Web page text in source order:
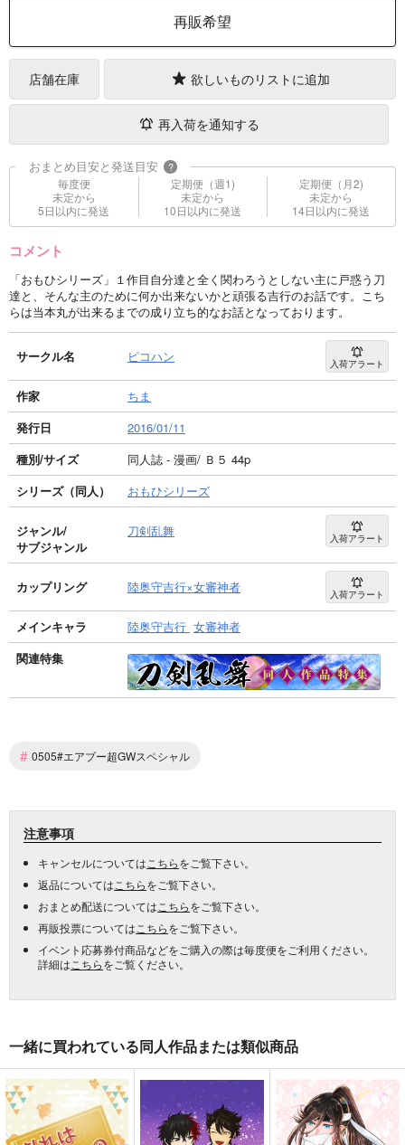
再販希望
店舗在庫 欲しいものリストに追加
再入荷を通知する
おまとめ目安と発送目安 ?
毎度便
未定から
5日以内に発送
定期便（週1)
未定から
10日以内に発送
定期便（月2)
未定から
14日以内に発送
コメント
「おもひシリーズ」１作目自分達と全く関わろうとしない主に戸惑う刀
達と、そんな主のために何か出来ないかと頑張る吉行のお話です。こち
らは当本丸が出来るまでの成り立ち的なお話となっております。
サークル名 ピコハン 入荷アラート
作家
ちま
発行日
2016/01/11
種別/サイズ
同人誌 - 漫画/ Ｂ５ 44p
シリーズ（同人）
おもひシリーズ
ジャンル/
サブジャンル
刀剣乱舞 入荷アラート
カップリング 陸奥守吉行×女審神者 入荷アラート
メインキャラ 陸奥守吉行 女審神者
関連特集
# 0505#エアブー超GWスペシャル
注意事項
キャンセルについては こちらをご覧下さい。
返品については こちらをご覧下さい。
おまとめ配送については こちらをご覧下さい。
再販投票については こちらをご覧下さい。
イベント応募券付商品などをご購入の際は毎度便をご利用ください。
詳細は こちらをご覧ください。
一緒に買われている同人作品または類似商品